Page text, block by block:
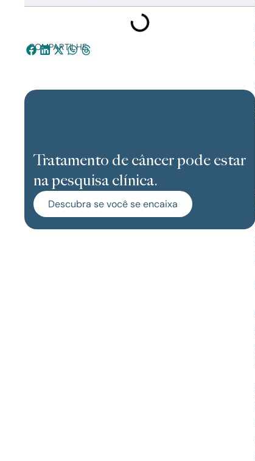
COMPARTILHE:
Tratamento de câncer pode estar
na pesquisa clínica.
Descubra se você se encaixa